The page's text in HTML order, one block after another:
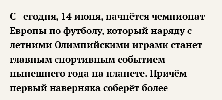
Сегодня, 14 июня, начнётся чемпионат
Европы по футболу, который наряду с
летними Олимпийскими играми станет
главным спортивным событием
нынешнего года на планете. Причём
первый наверняка соберёт более